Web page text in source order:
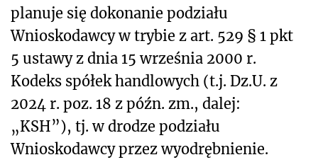
planuje się dokonanie podziału
Wnioskodawcy w trybie z art. 529 § 1 pkt
5 ustawy z dnia 15 września 2000 r.
Kodeks spółek handlowych (t.j. Dz.U. z
2024 r. poz. 18 z późn. zm., dalej:
„KSH”), tj. w drodze podziału
Wnioskodawcy przez wyodrębnienie.